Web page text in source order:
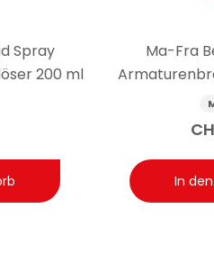
Spray
200 ml
Ma-Fra
In